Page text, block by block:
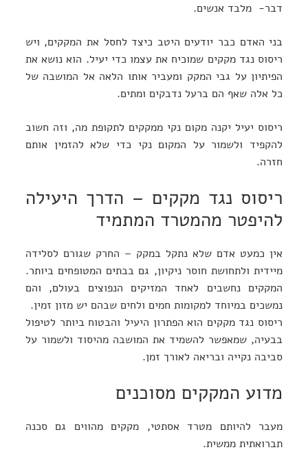
דבר- מלבד אנשים.
בני האדם כבר יודעים היטב כיצד לחסל את המקקים, ויש
ריסוס נגד מקקים שמוכיח את עצמו כדי יעיל. הוא נושא את
הפיתיון על גבי המקק ומעביר אותו הלאה אל המושבה של
כל אלה שאף הם ברעל נדבקים ומתים.
ריסוס יעיל יקנה מקום נקי ממקקים לתקופת מה, וזה חשוב
להקפיד ולשמור על המקום נקי כדי שלא להזמין אותם
חזרה.
ריסוס נגד מקקים – הדרך היעילה
להיפטר מהמטרד המתמיד
אין כמעט אדם שלא נתקל במקק – החרק שגורם לסלידה
מיידית ולתחושת חוסר ניקיון, גם בבתים המטופחים ביותר.
המקקים נחשבים לאחד המזיקים הנפוצים בעולם, והם
נמשכים במיוחד למקומות חמים ולחים שבהם יש מזון זמין.
ריסוס נגד מקקים הוא הפתרון היעיל והבטוח ביותר לטיפול
בבעיה, שמאפשר להשמיד את המושבה מהיסוד ולשמור על
סביבה נקייה ובריאה לאורך זמן.
מדוע המקקים מסוכנים
מעבר להיותם מטרד אסתטי, מקקים מהווים גם סכנה
תברואתית ממשית.